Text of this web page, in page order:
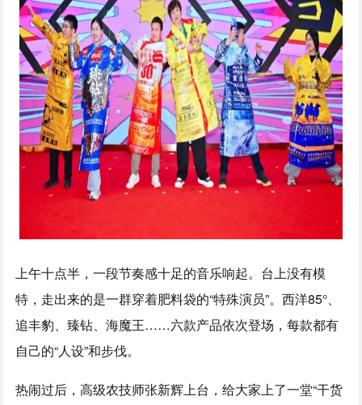
上午十点半，一段节奏感十足的音乐响起。台上没有模
特，走出来的是一群穿着肥料袋的“特殊演员”。西洋85°、
追丰豹、臻钻、海魔王……六款产品依次登场，每款都有
自己的“人设”和步伐。
热闹过后，高级农技师张新辉上台，给大家上了一堂“干货